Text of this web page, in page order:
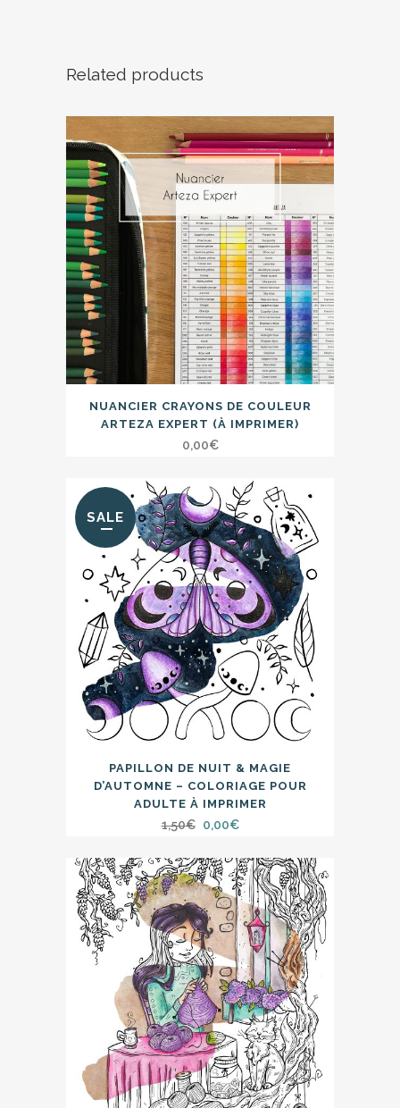
Related products
NUANCIER CRAYONS DE COULEUR
ARTEZA EXPERT (À IMPRIMER)
0,00€
SALE
PAPILLON DE NUIT & MAGIE
D’AUTOMNE – COLORIAGE POUR
ADULTE À IMPRIMER
1,50€ Le
initial
était :
1,50€.
0,00€Le
actuel
est :
0,00€.